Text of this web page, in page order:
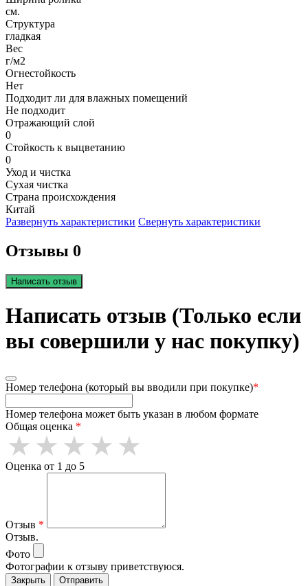
см.
Структура
гладкая
Вес
г/м2
Огнестойкость
Нет
Подходит ли для влажных помещений
Не подходит
Отражающий слой
0
Стойкость к выцветанию
0
Уход и чистка
Сухая чистка
Страна происхождения
Китай
Развернуть характеристики Свернуть характеристики
Отзывы 0
Написать отзыв
Написать отзыв (Только если
вы совершили у нас покупку)
Номер телефона (который вы вводили при покупке)*
Номер телефона может быть указан в любом формате
Общая оценка *
Оценка от 1 до 5
Отзыв *
Отзыв.
Фото
Фотографии к отзыву приветствуюся.
Закрыть Отправить